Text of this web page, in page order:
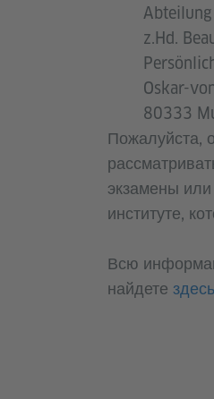
z.Hd.
Oskar-
80333
Пожалуйста,
экзамены
институте,
Всю
найдете здесь